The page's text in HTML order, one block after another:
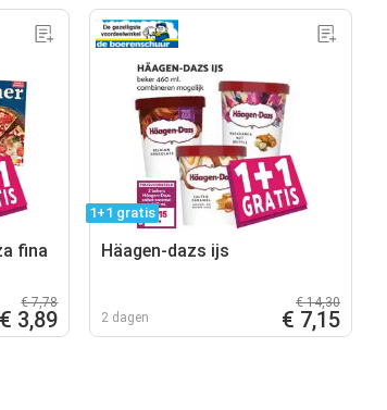
fina
€ 7,78
€ 3,89
1+1 gratis
Häagen-dazs ijs
2 dagen
€ 14,30
€ 7,15